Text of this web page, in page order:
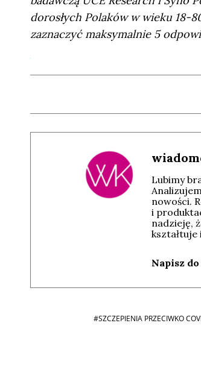
dorosłych Polaków w wieku 18-
zaznaczyć maksymalnie 5
Lubimy
nowości.
i
nadzieję,
Napisz
#SZCZEPIENIA PRZECIWKO